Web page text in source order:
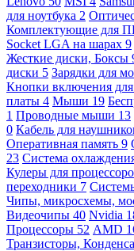
для ноутбука 2
Комплектующие для
Socket LGA на шарах 9
Жесткие диски, Боксы
диски 5 Зарядки для
Кнопки включения
платы 4 Мыши 19
1 Проводные мыши 13
0 Кабель для
Оперативная память 9
23 Система
Кулеры для
переходники 7
Чипы, микросхемы,
Видеочипы 40 Nvidia
Процессоры 52 AMD
Транзисторы,